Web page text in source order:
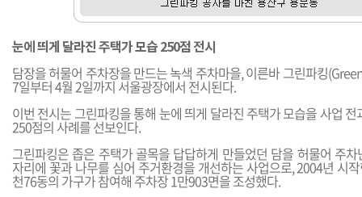
눈에 띄게 달라진 주택가 모습 250점 전시
담장을 허물어 주차장을 만드는 녹색 주차마을, 이른바 그린파킹
7일부터 4월 2일까지 서울광장에서 전시된다.
이번 전시는 그린파킹을 통해 눈에 띄게 달라진 주택가 모습을 사업
250점의 사례를 선보인다.
그린파킹은 좁은 주택가 골목을 답답하게 만들었던 담을 허물어 주
자리에 꽃과 나무를 심어 주거환경을 개선하는 사업으로, 2004년 시
천76동의 가구가 참여해 주차장 1만903면을 조성했다.